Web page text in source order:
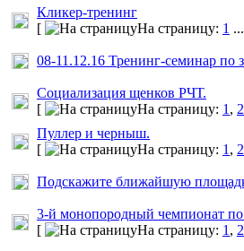
Кликер-тренинг
[
На страницу: 1
08-11.12.16 Тренинг-семинар
Социализация щенков РЧТ.
[
На страницу: 1 , 2
Пуллер и черныш.
[
На страницу: 1 , 2
Подскажите ближайшую
3-й монопородный чемпионат по
[
На страницу: 1 , 2